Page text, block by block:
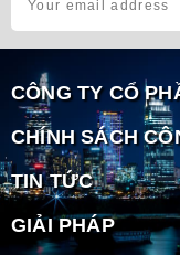
CÔNG TY CỔ
CHÍNH SÁCH
TIN TỨC
GIẢI PHÁP